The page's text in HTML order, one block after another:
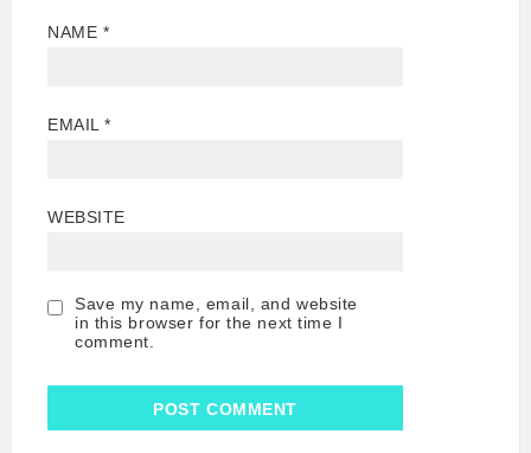
NAME *
EMAIL*
WEBSITE
Save my name, email, and website
in this browser for the next time I
comment.